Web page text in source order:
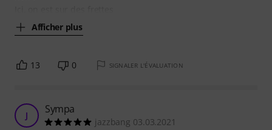
Afficher plus
13 0 SIGNALER L'ÉVALUATION
J Sympa
jazzbang 03.03.2021